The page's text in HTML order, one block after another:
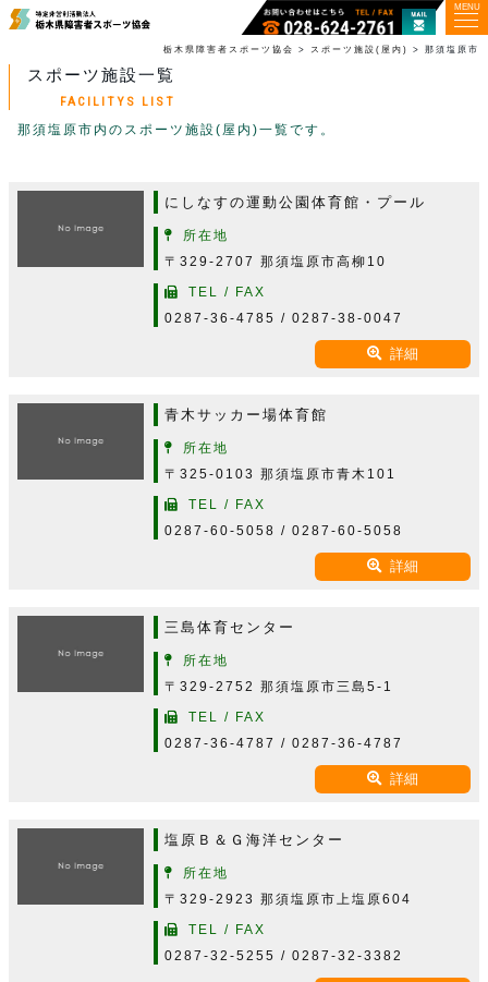
MENU
栃木県障害者スポーツ協会 > スポーツ施設(屋内) > 那須塩原市
スポーツ施設一覧
FACILITYS LIST
那須塩原市内のスポーツ施設(屋内)一覧です。
にしなすの運動公園体育館・プール
所在地
〒329-2707 那須塩原市高柳10
TEL / FAX
0287-36-4785 / 0287-38-0047
詳細
青木サッカー場体育館
所在地
〒325-0103 那須塩原市青木101
TEL / FAX
0287-60-5058 / 0287-60-5058
詳細
三島体育センター
所在地
〒329-2752 那須塩原市三島5-1
TEL / FAX
0287-36-4787 / 0287-36-4787
詳細
塩原Ｂ＆Ｇ海洋センター
所在地
〒329-2923 那須塩原市上塩原604
TEL / FAX
0287-32-5255 / 0287-32-3382